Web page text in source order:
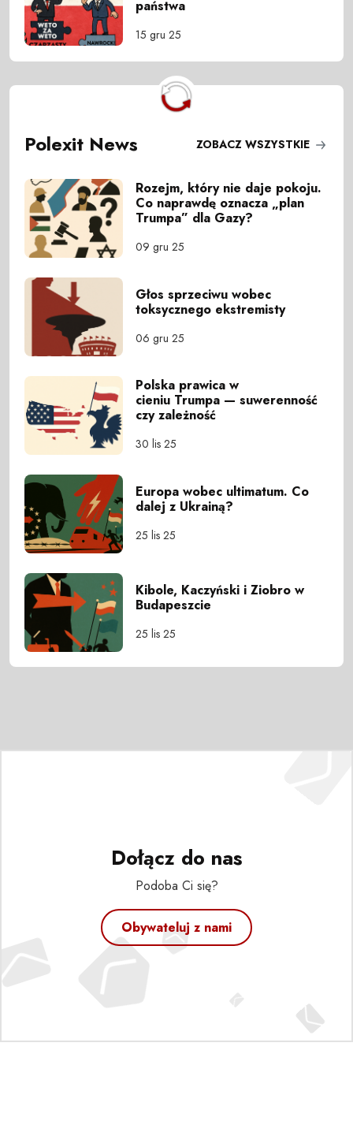
państwa
15 gru 25
Polexit News ZOBACZ WSZYSTKIE
Rozejm, który nie daje pokoju.
Co naprawdę oznacza „plan
Trumpa” dla Gazy?
09 gru 25
Głos sprzeciwu wobec
toksycznego ekstremisty
06 gru 25
Polska prawica w
cieniu Trumpa — suwerenność
czy zależność
30 lis 25
Europa wobec ultimatum. Co
dalej z Ukrainą?
25 lis 25
Kibole, Kaczyński i Ziobro w
Budapeszcie
25 lis 25
Dołącz do nas
Podoba Ci się?
Obywateluj z nami